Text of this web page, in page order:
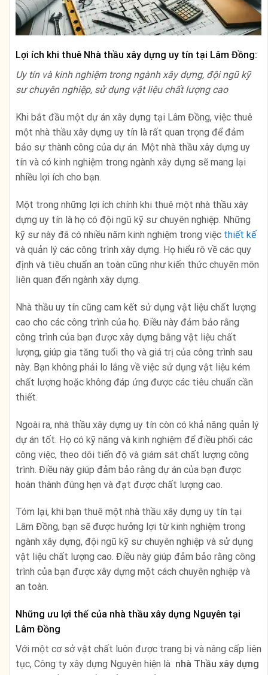
Lợi ích khi thuê Nhà thầu xây dựng uy tín tại Lâm Đồng:
Uy tín và kinh nghiệm trong ngành xây dựng, đội ngũ kỹ
sư chuyên nghiệp, sử dụng vật liệu chất lượng cao
Khi bắt đầu một dự án xây dựng tại Lâm Đồng, việc thuê
một nhà thầu xây dựng uy tín là rất quan trọng để đảm
bảo sự thành công của dự án. Một nhà thầu xây dựng uy
tín và có kinh nghiệm trong ngành xây dựng sẽ mang lại
nhiều lợi ích cho bạn.
Một trong những lợi ích chính khi thuê một nhà thầu xây
dựng uy tín là họ có đội ngũ kỹ sư chuyên nghiệp. Những
kỹ sư này đã có nhiều năm kinh nghiệm trong việc thiết kế
và quản lý các công trình xây dựng. Họ hiểu rõ về các quy
định và tiêu chuẩn an toàn cũng như kiến thức chuyên môn
liên quan đến ngành xây dựng.
Nhà thầu uy tín cũng cam kết sử dụng vật liệu chất lượng
cao cho các công trình của họ. Điều này đảm bảo rằng
công trình của bạn được xây dựng bằng vật liệu chất
lượng, giúp gia tăng tuổi thọ và giá trị của công trình sau
này. Bạn không phải lo lắng về việc sử dụng vật liệu kém
chất lượng hoặc không đáp ứng được các tiêu chuẩn cần
thiết.
Ngoài ra, nhà thầu xây dựng uy tín còn có khả năng quản lý
dự án tốt. Họ có kỹ năng và kinh nghiệm để điều phối các
công việc, theo dõi tiến độ và giám sát chất lượng công
trình. Điều này giúp đảm bảo rằng dự án của bạn được
hoàn thành đúng hẹn và đạt được chất lượng cao.
Tóm lại, khi bạn thuê một nhà thầu xây dựng uy tín tại
Lâm Đồng, bạn sẽ được hưởng lợi từ kinh nghiệm trong
ngành xây dựng, đội ngũ kỹ sư chuyên nghiệp và sử dụng
vật liệu chất lượng cao. Điều này giúp đảm bảo rằng công
trình của bạn được xây dựng một cách chuyên nghiệp và
an toàn.
Những ưu lợi thế của nhà thầu xây dựng Nguyên tại
Lâm Đồng
Với một cơ sở vật chất luôn được trang bị và nâng cấp liên
tục, Công ty xây dựng Nguyên hiện là nhà Thầu xây dựng